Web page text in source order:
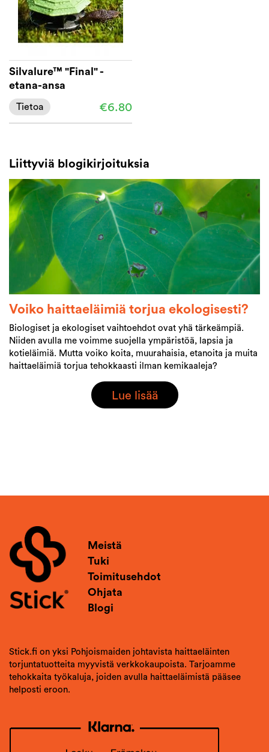
Silvalure™ "Final" -
etana-ansa
€6.80
Tietoa
Liittyviä blogikirjoituksia
Voiko haittaeläimiä torjua ekologisesti?
Biologiset ja ekologiset vaihtoehdot ovat yhä tärkeämpiä.
Niiden avulla me voimme suojella ympäristöä, lapsia ja
kotieläimiä. Mutta voiko koita, muurahaisia, etanoita ja muita
haittaeläimiä torjua tehokkaasti ilman kemikaaleja?
Lue lisää
Meistä
Tuki
Toimitusehdot
Ohjata
Blogi
Stick.fi on yksi Pohjoismaiden johtavista haittaeläinten
torjuntatuotteita myyvistä verkkokaupoista. Tarjoamme
tehokkaita työkaluja, joiden avulla haittaeläimistä pääsee
helposti eroon.